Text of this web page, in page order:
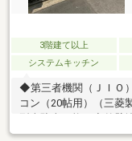
3階建て以上
システムキッチン
◆第三者機関（ＪＩＯ
コン（20帖用）（三菱
ッピングセンターまで